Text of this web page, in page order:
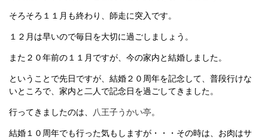
そろそろ１１月も終わり、師走に突入です。
１２月は早いので毎日を大切に過ごしましょう。
また２０年前の１１月ですが、今の家内と結婚しました。
ということで先日ですが、結婚２０周年を記念して、普段行けな
いところで、家内と二人で記念日を過ごしてきました。
行ってきましたのは、 八王子うかい亭。
結婚１０周年でも行った気もしますが・・・その時は、お肉はサ